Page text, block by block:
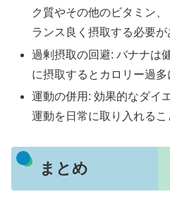
ク質やその他のビタミン
ランス良く摂取する必要が
過剰摂取の回避: バナナは
に摂取するとカロリー過多
運動の併用: 効果的なダイ
運動を日常に取り入れるこ
まとめ